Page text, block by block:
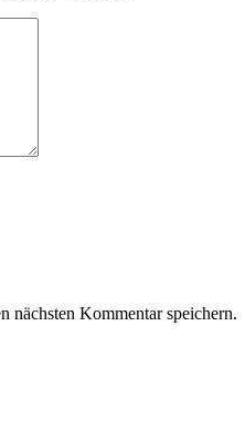
nächsten Kommentar speichern.